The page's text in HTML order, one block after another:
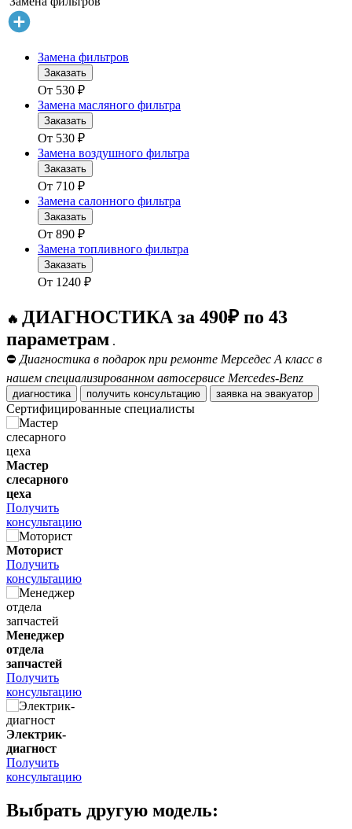
Замена фильтров
Заказать
От 530 ₽
Замена масляного фильтра
Заказать
От 530 ₽
Замена воздушного фильтра
Заказать
От 710 ₽
Замена салонного фильтра
Заказать
От 890 ₽
Замена топливного фильтра
Заказать
От 1240 ₽
🔥 ДИАГНОСТИКА за 490₽ по 43
параметрам .
⛔ Диагностика в подарок при ремонте Мерседес А класс в
нашем специализированном автосервисе Mercedes-Benz
диагностика получить консультацию заявка на эвакуатор
Сертифицированные специалисты
Мастер
слесарного
цеха
Получить
консультацию
Моторист
Получить
консультацию
Менеджер
отдела
запчастей
Получить
консультацию
Электрик-
диагност
Получить
консультацию
Выбрать другую модель: